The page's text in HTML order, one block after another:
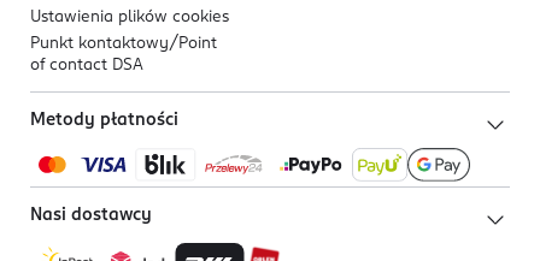
Ustawienia plików cookies
Punkt kontaktowy/ Point
of contact DSA
Metody płatności
Nasi dostawcy